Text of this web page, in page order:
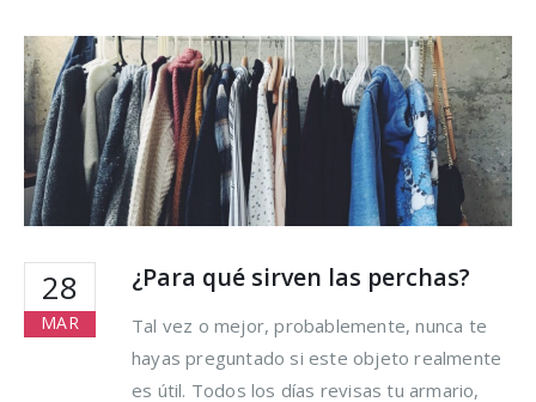
28
MAR
¿Para qué sirven las perchas?
Tal vez o mejor, probablemente, nunca te
hayas preguntado si este objeto realmente
es útil. Todos los días revisas tu armario,